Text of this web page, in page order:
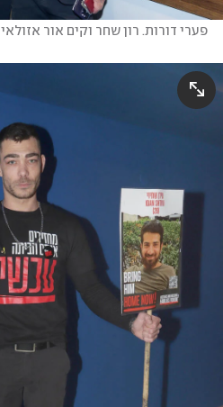
פערי דורות. רון שחר וקים אור אזולאי